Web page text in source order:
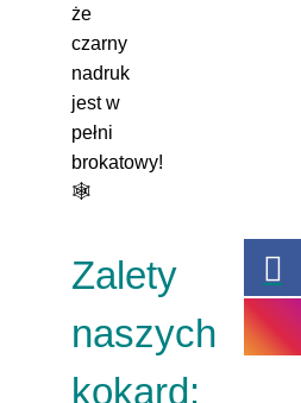
że
czarny
nadruk
jest w
pełni
brokatowy!
🕸️
Zalety
naszych
kokard: